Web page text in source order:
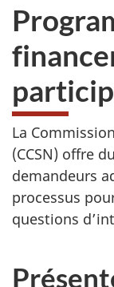
La
(CCSN) offre
demandeurs
processus
questions